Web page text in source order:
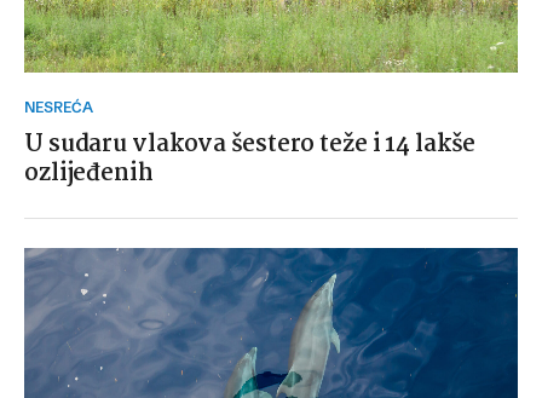
NESREĆA
U sudaru vlakova šestero teže i 14 lakše
ozlijeđenih